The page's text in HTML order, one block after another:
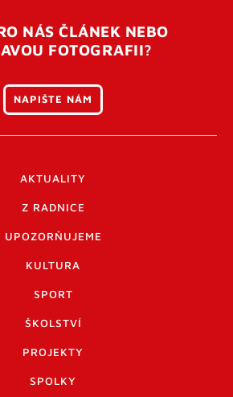
NÁS ČLÁNEK NEBO
FOTOGRAFII?
NAPIŠTE NÁM
AKTUALITY
Z RADNICE
UPOZORŇUJEME
KULTURA
SPORT
ŠKOLSTVÍ
PROJEKTY
SPOLKY